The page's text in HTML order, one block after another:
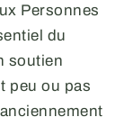
Personnes
du
soutien
peu ou pas